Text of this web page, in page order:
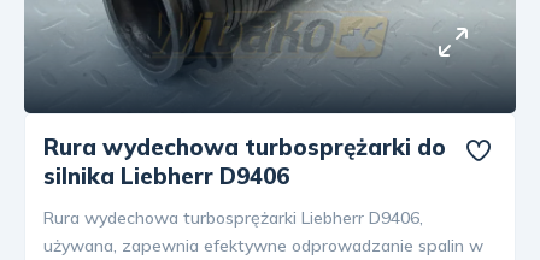
Rura wydechowa turbosprężarki do
silnika Liebherr D9406
Rura wydechowa turbosprężarki Liebherr D9406,
używana, zapewnia efektywne odprowadzanie spalin w